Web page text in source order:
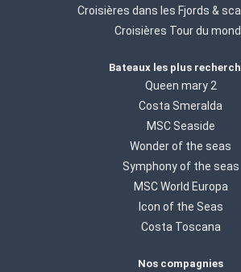
Croisières dans les Fjords &
Croisières Tour du
Bateaux les plus
Queen mary 2
Costa Smeralda
MSC Seaside
Wonder of the seas
Symphony of the seas
MSC World Europa
Icon of the Seas
Costa Toscana
Nos compagnies